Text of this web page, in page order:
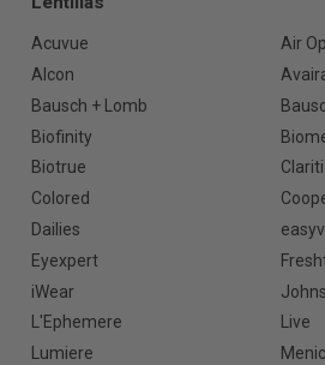
Acuvue
Air
Alcon
Bausch + Lomb
Biofinity
Biotrue
Clariti
Colored
Dailies
Eyexpert
iWear
L'Ephemere
Live
Lumiere